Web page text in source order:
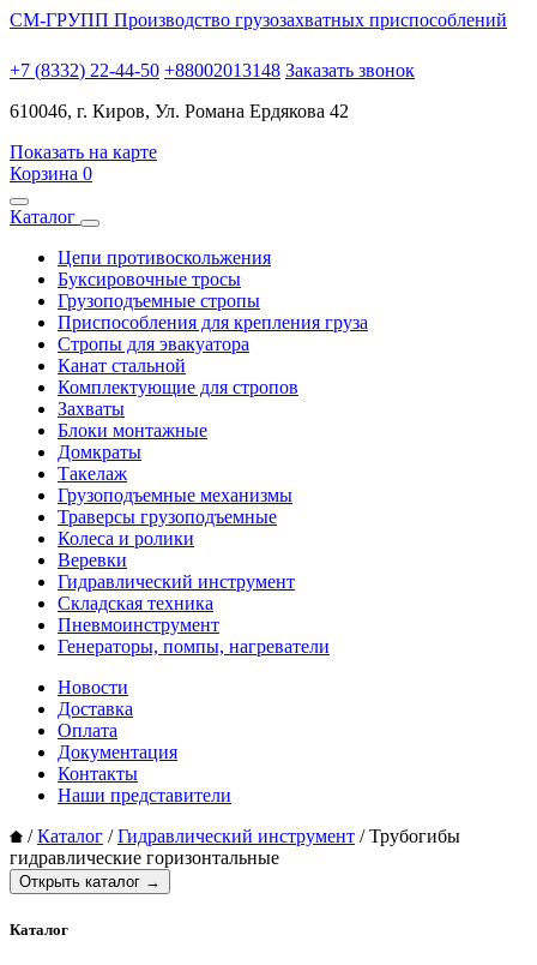
СМ-ГРУПП Производство грузозахватных приспособлений
+7 (8332) 22-44-50 +88002013148 Заказать звонок
610046, г. Киров, Ул. Романа Ердякова 42
Показать на карте
Корзина 0
Каталог
Цепи противоскольжения
Буксировочные тросы
Грузоподъемные стропы
Приспособления для крепления груза
Стропы для эвакуатора
Канат стальной
Комплектующие для стропов
Захваты
Блоки монтажные
Домкраты
Такелаж
Грузоподъемные механизмы
Траверсы грузоподъемные
Колеса и ролики
Веревки
Гидравлический инструмент
Складская техника
Пневмоинструмент
Генераторы, помпы, нагреватели
Новости
Доставка
Оплата
Документация
Контакты
Наши представители
/Каталог /Гидравлический инструмент /Трубогибы
гидравлические горизонтальные
Открыть каталог →
Каталог